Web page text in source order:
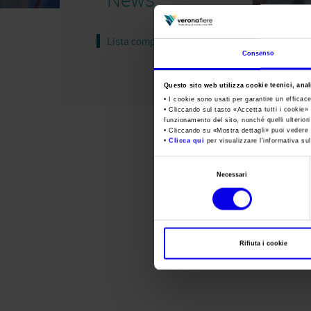
Consenso
Questo sito web utilizza cookie tecnici,
• I cookie sono usati per garantire un
• Cliccando sul tasto «Accetta tutti i cookie»
funzionamento del sito, nonché quelli
• Cliccando su «Mostra dettagli» puoi
•Clicca qui per visualizzare l'informativa
Necessari
Rifiuta i cookie
Lista completa